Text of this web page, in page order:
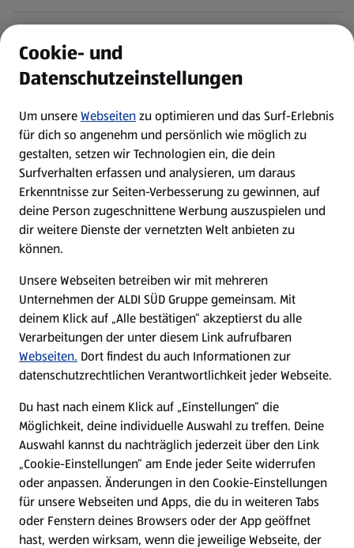
Newsletter
WhatsApp
Über ALDI SÜD
Filialen
Nachhaltigkeit
Karriere
Presse
Hilfe & Kontakt
(öffnet in einem neuen Tab)
Unternehmen
Folge uns hier:
Cookie- und
Datenschutzeinstellungen
Um unsereWebseitenzu optimieren und das Surf-Erlebnis
für dich so angenehm und persönlich wie möglich zu
gestalten, setzen wir Technologien ein, die dein
Surfverhalten erfassen und analysieren, um daraus
Erkenntnisse zur Seiten-Verbesserung zu gewinnen, auf
deine Person zugeschnittene Werbung auszuspielen und
dir weitere Dienste der vernetzten Welt anbieten zu
können.
Unsere Webseiten betreiben wir mit mehreren
Unternehmen der ALDI SÜD Gruppe gemeinsam. Mit
deinem Klick auf „Alle bestätigen“ akzeptierst du alle
Verarbeitungen der unter diesem Link aufrufbaren
Webseiten. Dort findest du auch Informationen zur
datenschutzrechtlichen Verantwortlichkeit jeder Webseite.
Du hast nach einem Klick auf „Einstellungen“ die
Möglichkeit, deine individuelle Auswahl zu treffen. Deine
Auswahl kannst du nachträglich jederzeit über den Link
„Cookie-Einstellungen“ am Ende jeder Seite widerrufen
oder anpassen. Änderungen in den Cookie-Einstellungen
für unsere Webseiten und Apps, die du in weiteren Tabs
oder Fenstern deines Browsers oder der App geöffnet
hast, werden wirksam, wenn die jeweilige Webseite, der